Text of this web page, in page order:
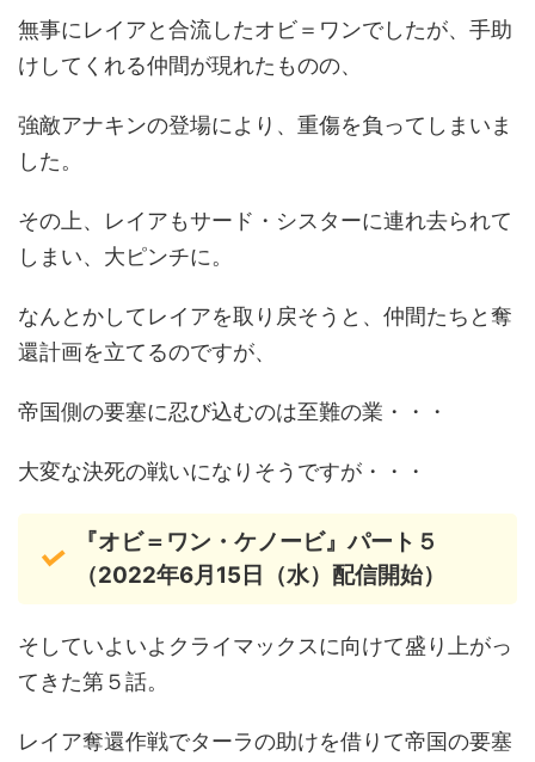
無事にレイアと合流したオビ＝ワンでしたが、手助
けしてくれる仲間が現れたものの、
強敵アナキンの登場により、重傷を負ってしまいま
した。
その上、レイアもサード・シスターに連れ去られて
しまい、大ピンチに。
なんとかしてレイアを取り戻そうと、仲間たちと奪
還計画を立てるのですが、
帝国側の要塞に忍び込むのは至難の業・・・
大変な決死の戦いになりそうですが・・・
『オビ＝ワン・ケノービ』パート５
（2022年6月15日（水）配信開始）
そしていよいよクライマックスに向けて盛り上がっ
てきた第５話。
レイア奪還作戦でターラの助けを借りて帝国の要塞